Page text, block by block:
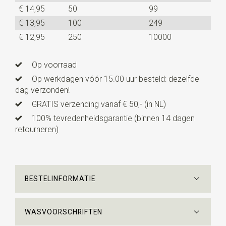
€ 14,95
50
99
€ 13,95
100
249
€ 12,95
250 10000
Op voorraad
Op werkdagen vóór 15.00 uur besteld: dezelfde
dag verzonden!
GRATIS verzending vanaf € 50,- (in NL)
100% tevredenheidsgarantie (binnen 14 dagen
retourneren)
BESTELINFORMATIE
WASVOORSCHRIFTEN